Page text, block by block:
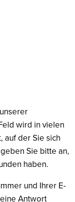
wird in vielen
auf der Sie sich
Sie bitte an,
haben.
und Ihrer E-
Antwort